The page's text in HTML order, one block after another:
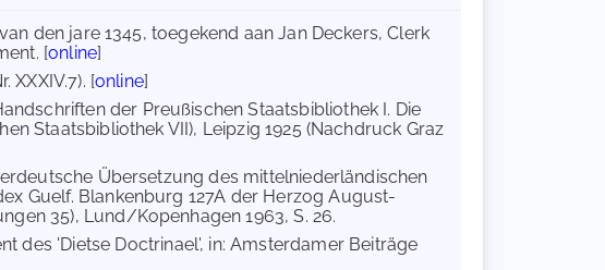
den jare 1345, toegekend aan Jan Deckers, Clerk
[online]
XXXIV.7). [online]
der Preußischen Staatsbibliothek I. Die
Staatsbibliothek VII), Leipzig 1925 (Nachdruck Graz
Übersetzung des mittelniederländischen
Guelf. Blankenburg 127A der Herzog August-
35), Lund/Kopenhagen 1963, S. 26.
des 'Dietse Doctrinael', in: Amsterdamer Beiträge